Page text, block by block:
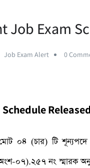
Job Exam
Job Exam Alert 0
Released
০৪ (চার) টি
নং স্মারক